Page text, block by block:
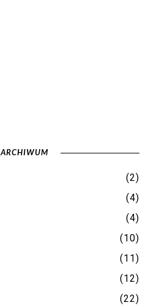
ARCHIWUM
(2)
(4)
(4)
(10)
(11)
(12)
(22)